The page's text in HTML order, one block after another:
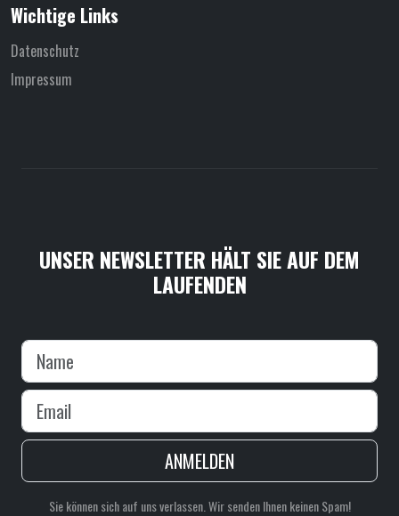
Wichtige Links
Datenschutz
Impressum
UNSER NEWSLETTER HÄLT SIE AUF DEM
LAUFENDEN
ANMELDEN
Sie können sich auf uns verlassen. Wir senden Ihnen keinen Spam!